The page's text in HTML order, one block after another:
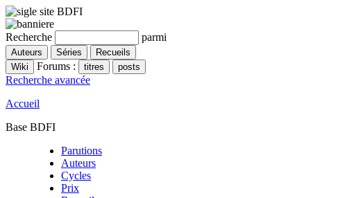
Recherche parmi
Forums :
Recherche avancée
Accueil
Base BDFI
Parutions
Auteurs
Cycles
Prix